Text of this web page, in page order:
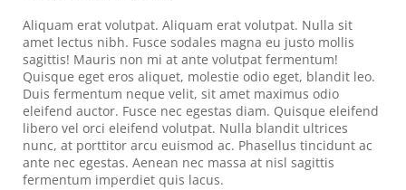
Aliquam erat volutpat. Aliquam erat volutpat. Nulla sit
amet lectus nibh. Fusce sodales magna eu justo mollis
sagittis! Mauris non mi at ante volutpat fermentum!
Quisque eget eros aliquet, molestie odio eget, blandit leo.
Duis fermentum neque velit, sit amet maximus odio
eleifend auctor. Fusce nec egestas diam. Quisque eleifend
libero vel orci eleifend volutpat. Nulla blandit ultrices
nunc, at porttitor arcu euismod ac. Phasellus tincidunt ac
ante nec egestas. Aenean nec massa at nisl sagittis
fermentum imperdiet quis lacus.